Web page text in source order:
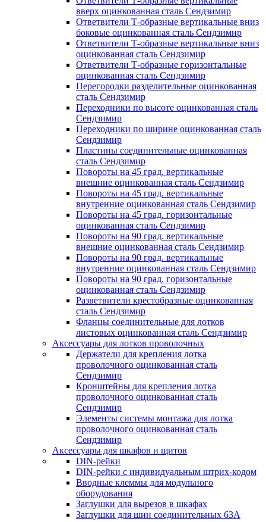
вверх оцинкованная сталь Сендзимир
Ответвители Т-образные вертикальные вниз
боковые оцинкованная сталь Сендзимир
Ответвители Т-образные вертикальные вниз
оцинкованная сталь Сендзимир
Ответвители Т-образные горизонтальные
оцинкованная сталь Сендзимир
Перегородки разделительные оцинкованная
сталь Сендзимир
Переходники по высоте оцинкованная сталь
Сендзимир
Переходники по ширине оцинкованная сталь
Сендзимир
Пластины соединительные оцинкованная
сталь Сендзимир
Повороты на 45 град. вертикальные
внешние оцинкованная сталь Сендзимир
Повороты на 45 град. вертикальные
внутренние оцинкованная сталь Сендзимир
Повороты на 45 град. горизонтальные
оцинкованная сталь Сендзимир
Повороты на 90 град. вертикальные
внешние оцинкованная сталь Сендзимир
Повороты на 90 град. вертикальные
внутренние оцинкованная сталь Сендзимир
Повороты на 90 град. горизонтальные
оцинкованная сталь Сендзимир
Разветвители крестобразные оцинкованная
сталь Сендзимир
Фланцы соединительные для лотков
листовых оцинкованная сталь Сендзимир
Аксессуары для лотков проволочных
Держатели для крепления лотка
проволочного оцинкованная сталь
Сендзимир
Кронштейны для крепления лотка
проволочного оцинкованная сталь
Сендзимир
Элементы системы монтажа для лотка
проволочного оцинкованная сталь
Сендзимир
Аксессуары для шкафов и щитов
DIN-рейки
DIN-рейки с индивидуальным штрих-кодом
Вводные клеммы для модульного
оборудования
Заглушки для вырезов в шкафах
Заглушки для шин соединительных 63А